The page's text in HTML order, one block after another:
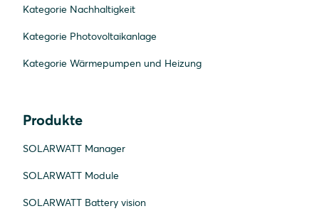
Kategorie Nachhaltigkeit
Kategorie Photovoltaikanlage
Kategorie Wärmepumpen und Heizung
Produkte
SOLARWATT Manager
SOLARWATT Module
SOLARWATT Battery vision